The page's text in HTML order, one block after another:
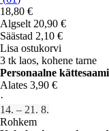
18,80 €
Algselt 20,90 €
Säästad 2,10 €
Lisa ostukorvi
3 tk laos, kohene tarne
Personaalne
Alates 3,90 €
·
14. – 21. 8.
Rohkem